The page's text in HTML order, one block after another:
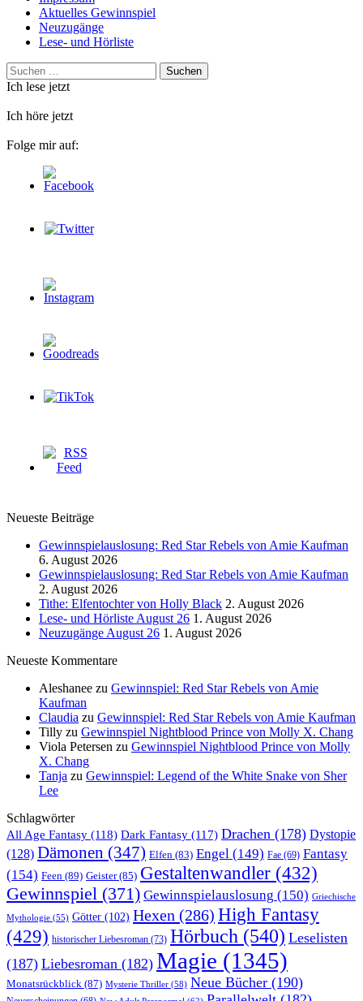
Aktuelles Gewinnspiel
Neuzugänge
Lese- und Hörliste
Suchen
nach:
Ich lese jetzt
Ich höre jetzt
Folge mir auf:
Neueste Beiträge
Gewinnspielauslosung: Red Star Rebels von Amie Kaufman
6. August 2026
Gewinnspielauslosung: Red Star Rebels von Amie Kaufman
2. August 2026
Tithe: Elfentochter von Holly Black 2. August 2026
Lese- und Hörliste August 26 1. August 2026
Neuzugänge August 26 1. August 2026
Neueste Kommentare
Aleshanee zu Gewinnspiel: Red Star Rebels von Amie
Kaufman
Claudia zu Gewinnspiel: Red Star Rebels von Amie Kaufman
Tilly zu Gewinnspiel Nightblood Prince von Molly X. Chang
Viola Petersen zu Gewinnspiel Nightblood Prince von Molly
X. Chang
Tanja zu Gewinnspiel: Legend of the White Snake von Sher
Lee
Schlagwörter
All Age Fantasy (118) Dark Fantasy (117) Drachen (178) Dystopie
(128) Dämonen (347) Elfen (83) Engel (149) Fae (69) Fantasy
(154) Feen (89) Geister(85) Gestaltenwandler (432)
Gewinnspiel (371) Gewinnspielauslosung (150) Griechische
Mythologie (55) Götter (102) Hexen (286) High Fantasy
(429) historischer Liebesroman (73) Hörbuch (540) Leselisten
(187) Liebesroman (182) Magie (1345)
Monatsrückblick (87) Mysterie Thriller (58) Neue Bücher (190)